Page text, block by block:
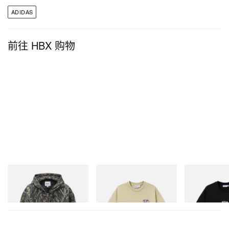
ADIDAS
前往 HBX 购物
Butter Goods
Insulated Work Jacket
立刻购入
Terrain Tee
立刻购入
Vexed Tee
立刻购入